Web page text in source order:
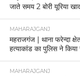
जाते समय 2 बोरी यूरिया
MAHARAJGANJ
महराजगंज | थाना फरेन्दा
हत्याकांड का पुलिस ने
MAHARAJGANJ